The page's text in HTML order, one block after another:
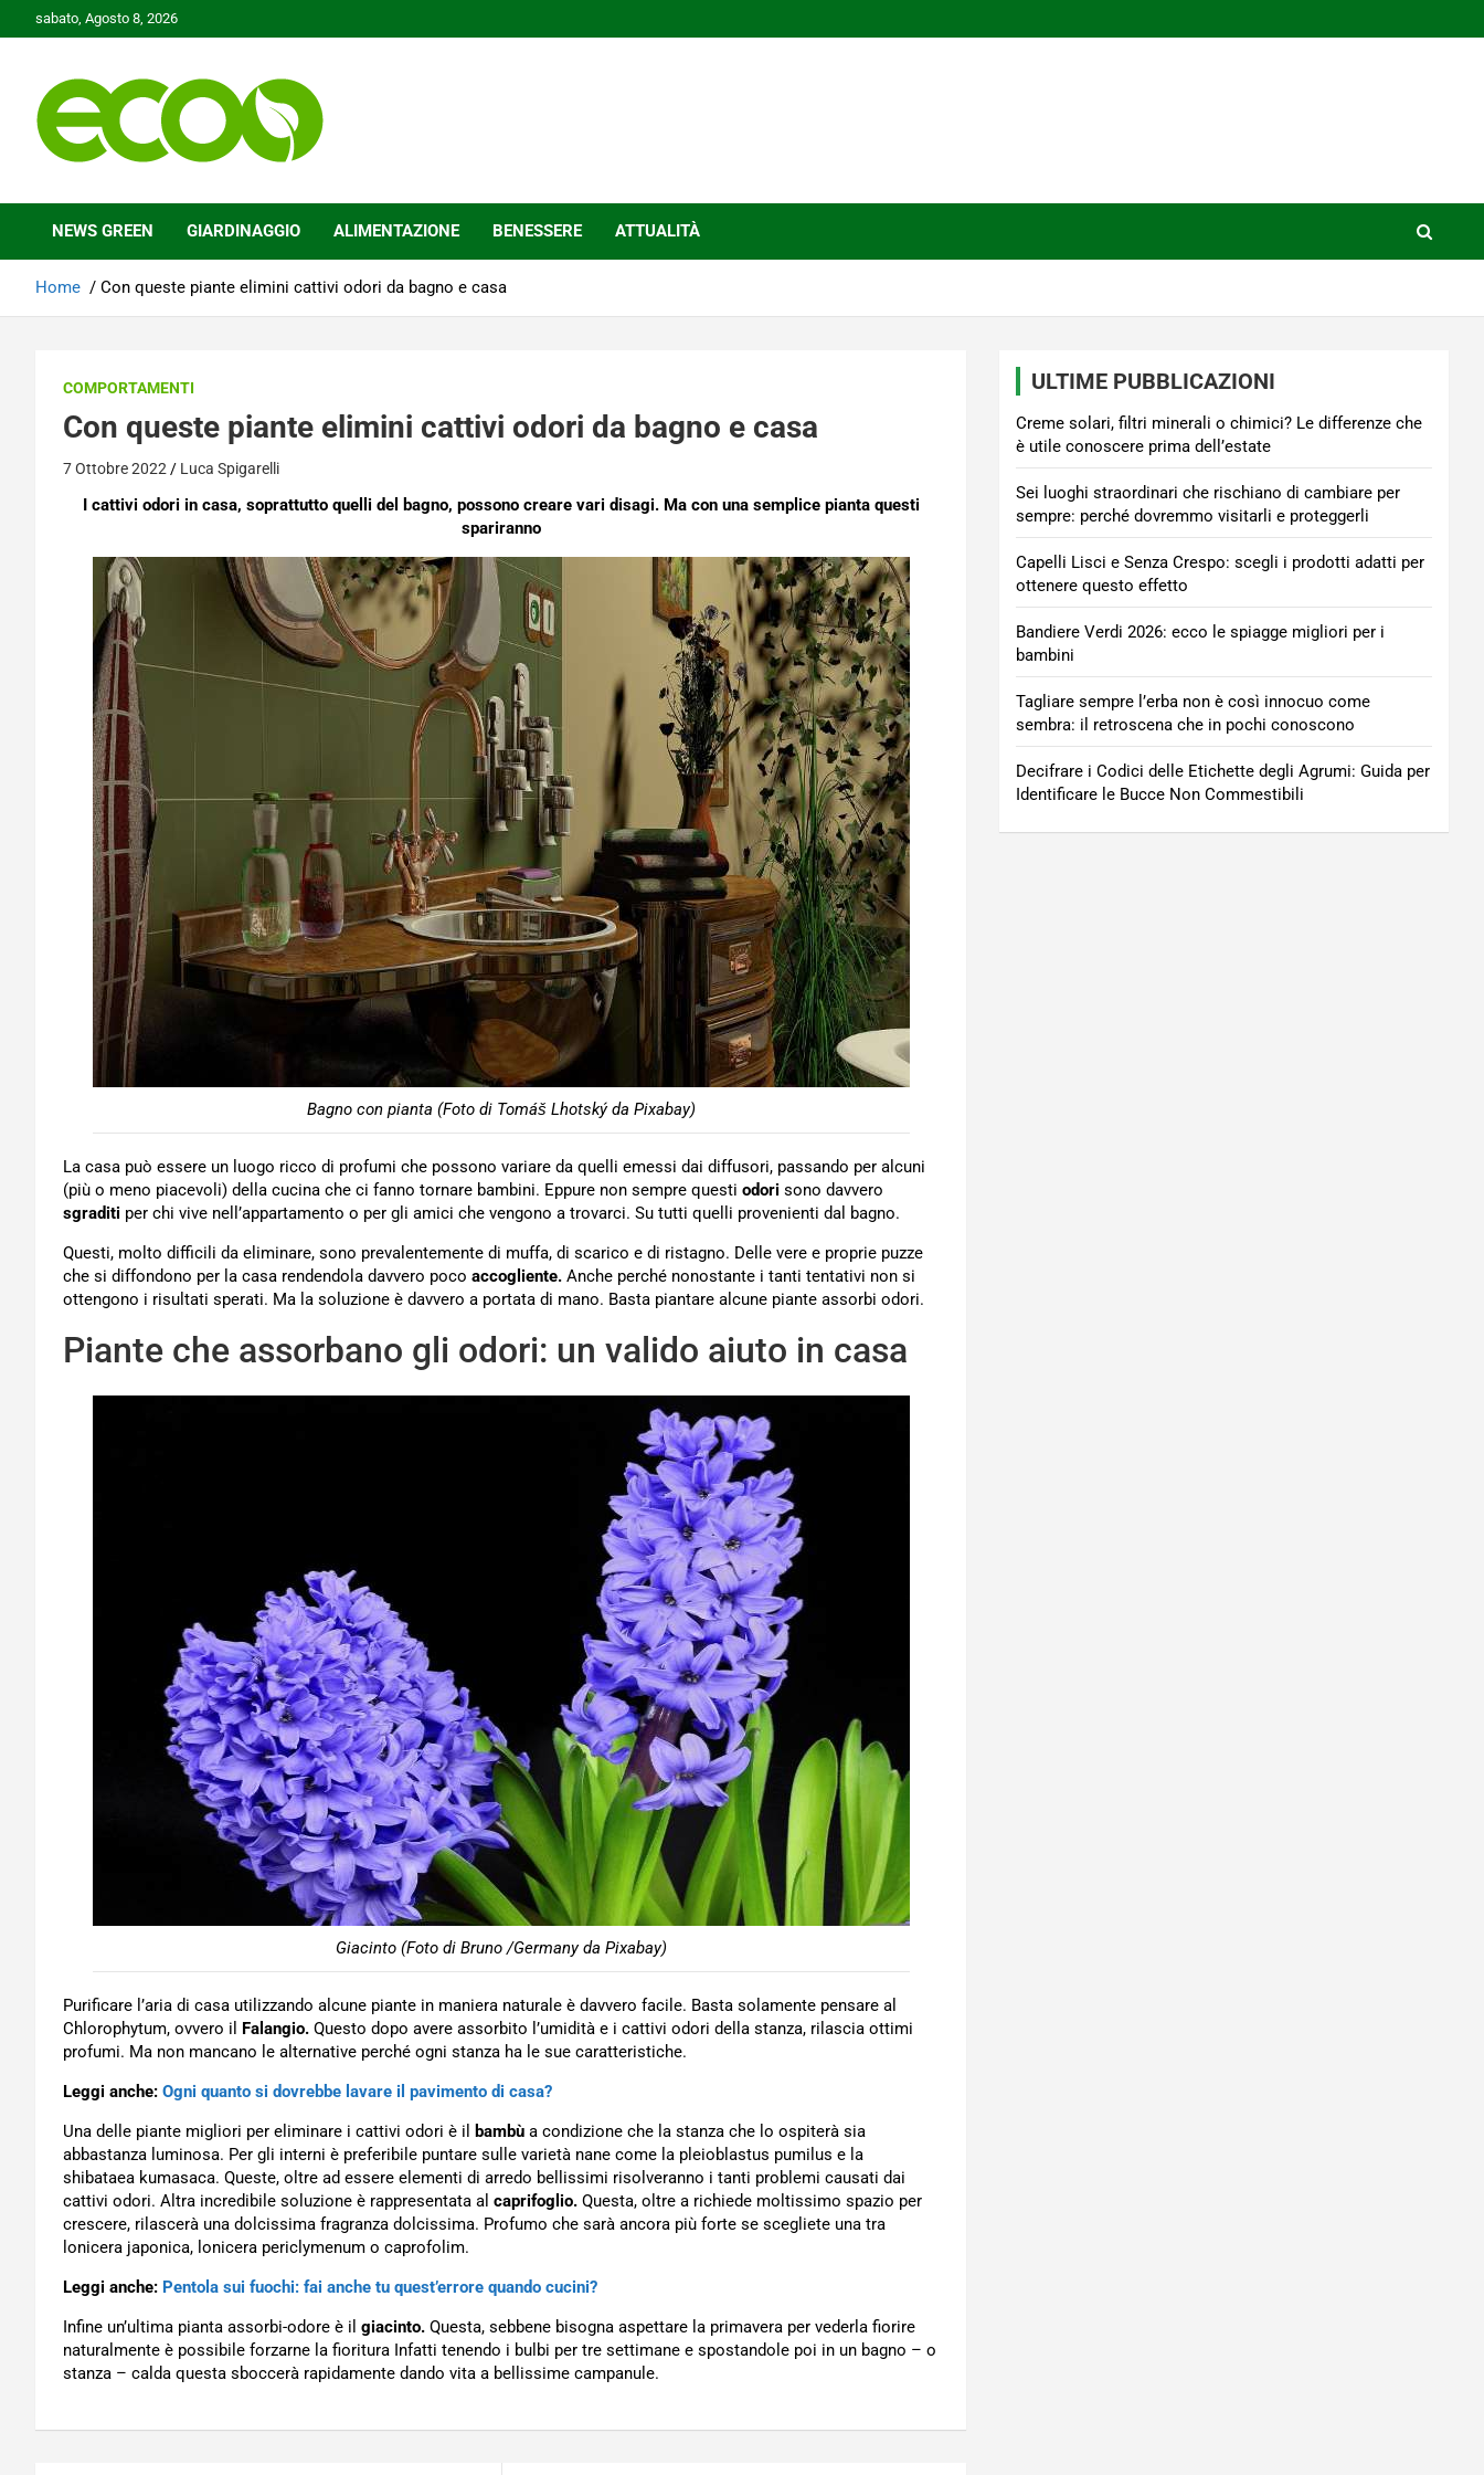
to
sabato, Agosto 8, 2026
Ecoo.it
NEWS GREEN GIARDINAGGIO ALIMENTAZIONE BENESSERE ATTUALITÀ
Home Con queste piante elimini cattivi odori da bagno e casa
COMPORTAMENTI
Con queste piante elimini cattivi odori da bagno e casa
7 Ottobre 2022 Luca Spigarelli
I cattivi odori in casa, soprattutto quelli del bagno, possono creare vari disagi. Ma con una semplice pianta questi
spariranno
Bagno con pianta (Foto di Tomáš Lhotský da Pixabay)
La casa può essere un luogo ricco di profumi che possono variare da quelli emessi dai diffusori, passando per alcuni
(più o meno piacevoli) della cucina che ci fanno tornare bambini. Eppure non sempre questi odori sono davvero
sgraditi per chi vive nell’appartamento o per gli amici che vengono a trovarci. Su tutti quelli provenienti dal bagno.
Questi, molto difficili da eliminare, sono prevalentemente di muffa, di scarico e di ristagno. Delle vere e proprie puzze
che si diffondono per la casa rendendola davvero poco accogliente. Anche perché nonostante i tanti tentativi non si
ottengono i risultati sperati. Ma la soluzione è davvero a portata di mano. Basta piantare alcune piante assorbi odori.
Piante che assorbano gli odori: un valido aiuto in casa
Giacinto (Foto di Bruno /Germany da Pixabay)
Purificare l’aria di casa utilizzando alcune piante in maniera naturale è davvero facile. Basta solamente pensare al
Chlorophytum, ovvero il Falangio. Questo dopo avere assorbito l’umidità e i cattivi odori della stanza, rilascia ottimi
profumi. Ma non mancano le alternative perché ogni stanza ha le sue caratteristiche.
Leggi anche: Ogni quanto si dovrebbe lavare il pavimento di casa?
Una delle piante migliori per eliminare i cattivi odori è il
bambù a condizione che la stanza che lo ospiterà sia
abbastanza luminosa. Per gli interni è preferibile puntare sulle varietà nane come la pleioblastus pumilus e la
shibataea kumasaca. Queste, oltre ad essere elementi di arredo bellissimi risolveranno i tanti problemi causati dai
cattivi odori. Altra incredibile soluzione è rappresentata al caprifoglio. Questa, oltre a richiede moltissimo spazio per
crescere, rilascerà una dolcissima fragranza dolcissima. Profumo che sarà ancora più forte se scegliete una tra
lonicera japonica, lonicera periclymenum o caprofolim.
Leggi anche: Pentola sui fuochi: fai anche tu quest’errore quando cucini?
Infine un’ultima pianta assorbi-odore è il giacinto. Questa, sebbene bisogna aspettare la primavera per vederla fiorire
naturalmente è possibile forzarne la fioritura Infatti tenendo i bulbi per tre settimane e spostandole poi in un bagno – o
stanza – calda questa sboccerà rapidamente dando vita a bellissime campanule.
ULTIME PUBBLICAZIONI
Creme solari, filtri minerali o chimici? Le differenze che
è utile conoscere prima dell’estate
Sei luoghi straordinari che rischiano di cambiare per
sempre: perché dovremmo visitarli e proteggerli
Capelli Lisci e Senza Crespo: scegli i prodotti adatti per
ottenere questo effetto
Bandiere Verdi 2026: ecco le spiagge migliori per i
bambini
Tagliare sempre l’erba non è così innocuo come
sembra: il retroscena che in pochi conoscono
Decifrare i Codici delle Etichette degli Agrumi: Guida per
Identificare le Bucce Non Commestibili